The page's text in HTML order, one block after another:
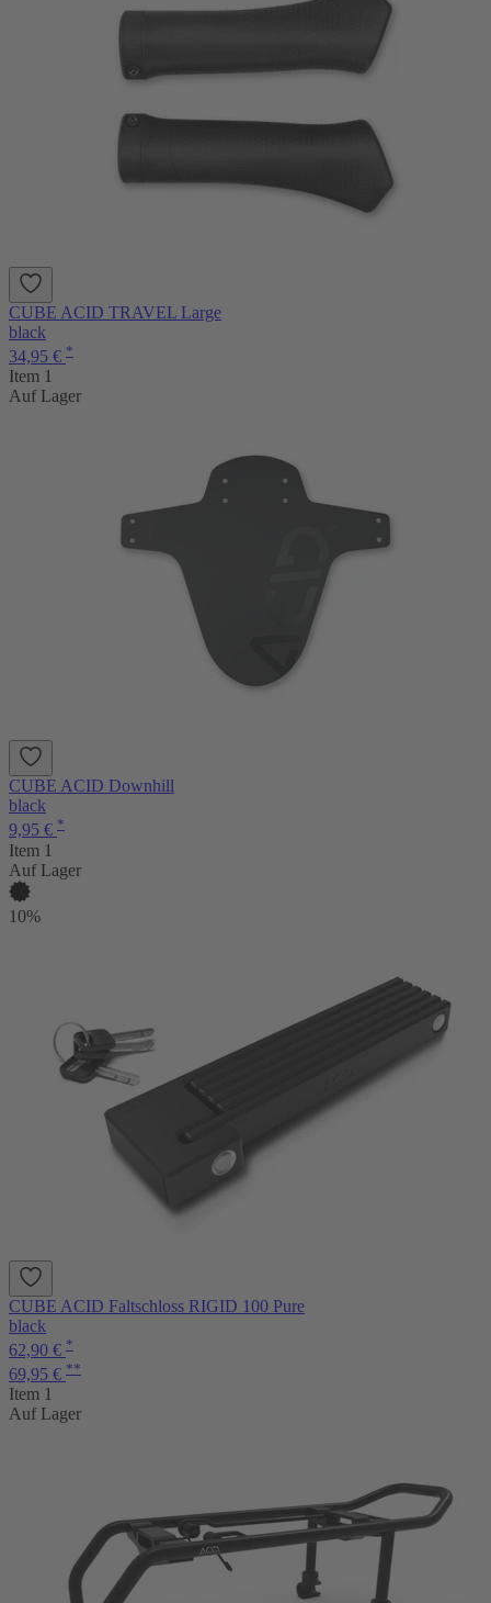
CUBE ACID TRAVEL Large
black
34,95 € *
Item 1
Auf Lager
CUBE ACID Downhill
black
9,95 € *
Item 1
Auf Lager
10%
CUBE ACID Faltschloss RIGID 100 Pure
black
62,90 € *
69,95 € **
Item 1
Auf Lager